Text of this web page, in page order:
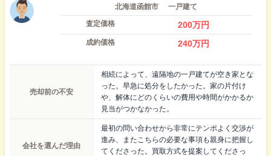
北海道函館市
一戸建て
査定価格
200万円
成約価格 240万円
売却前の不安
相続によって、遠隔地の一戸建てが空き家とな
った。早急に処分をしたかった。家の片付け
や、解体にどのくらいの費用や時間がかかるか
見当がつかなかった。
会社を選んだ理由
最初の問い合わせから非常にテンポよく交渉が
進み、またこちらの必要な事項も親身に把握し
てくださった。買取方式を提案してくださっ